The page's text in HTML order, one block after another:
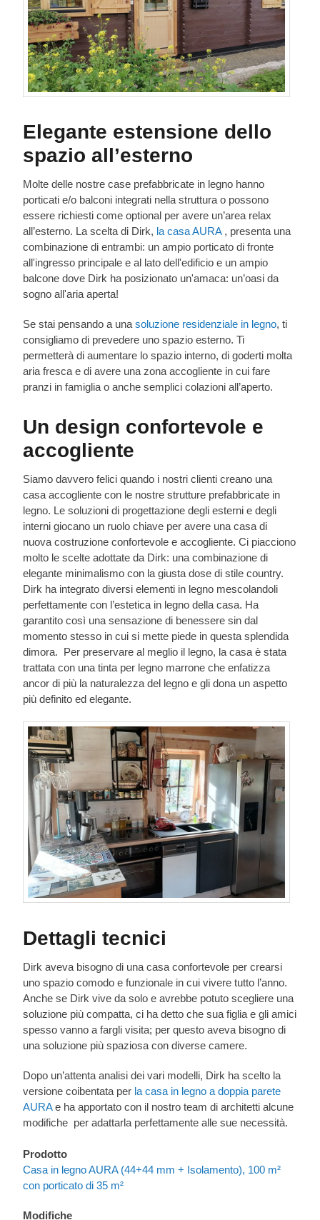
Elegante estensione dello
spazio all’esterno
Molte delle nostre case prefabbricate in legno hanno
porticati e/o balconi integrati nella struttura o possono
essere richiesti come optional per avere un’area relax
all’esterno. La scelta di Dirk, la casa AURA, presenta una
combinazione di entrambi: un ampio porticato di fronte
all'ingresso principale e al lato dell'edificio e un ampio
balcone dove Dirk ha posizionato un'amaca: un’oasi da
sogno all'aria aperta!
Se stai pensando a una soluzione residenziale in legno, ti
consigliamo di prevedere uno spazio esterno. Ti
permetterà di aumentare lo spazio interno, di goderti molta
aria fresca e di avere una zona accogliente in cui fare
pranzi in famiglia o anche semplici colazioni all’aperto.
Un design confortevole e
accogliente
Siamo davvero felici quando i nostri clienti creano una
casa accogliente con le nostre strutture prefabbricate in
legno. Le soluzioni di progettazione degli esterni e degli
interni giocano un ruolo chiave per avere una casa di
nuova costruzione confortevole e accogliente. Ci piacciono
molto le scelte adottate da Dirk: una combinazione di
elegante minimalismo con la giusta dose di stile country.
Dirk ha integrato diversi elementi in legno mescolandoli
perfettamente con l’estetica in legno della casa. Ha
garantito così una sensazione di benessere sin dal
momento stesso in cui si mette piede in questa splendida
dimora. Per preservare al meglio il legno, la casa è stata
trattata con una tinta per legno marrone che enfatizza
ancor di più la naturalezza del legno e gli dona un aspetto
più definito ed elegante.
Dettagli tecnici
Dirk aveva bisogno di una casa confortevole per crearsi
uno spazio comodo e funzionale in cui vivere tutto l’anno.
Anche se Dirk vive da solo e avrebbe potuto scegliere una
soluzione più compatta, ci ha detto che sua figlia e gli amici
spesso vanno a fargli visita; per questo aveva bisogno di
una soluzione più spaziosa con diverse camere.
Dopo un’attenta analisi dei vari modelli, Dirk ha scelto la
versione coibentata per la casa in legno a doppia parete
AURAe ha apportato con il nostro team di architetti alcune
modifiche per adattarla perfettamente alle sue necessità.
Prodotto
Casa in legno AURA (44+44 mm + Isolamento), 100 m²
con porticato di 35 m²
Modifiche